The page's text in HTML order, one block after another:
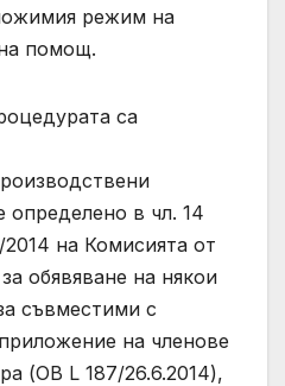
режим на
помощ.
са
определено в чл. 14
на Комисията от
обявяване на някои
съвместими с
на членове
(OB L 187/26.6.2014),